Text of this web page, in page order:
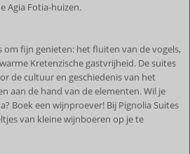
Agia Fotia-huizen.
om fijn genieten: het fluiten van de vogels,
Kretenzische gastvrijheid. De suites
de cultuur en geschiedenis van het
aan de hand van de elementen. Wil je
Boek een wijnproever! Bij Pignolia Suites
van kleine wijnboeren op je te